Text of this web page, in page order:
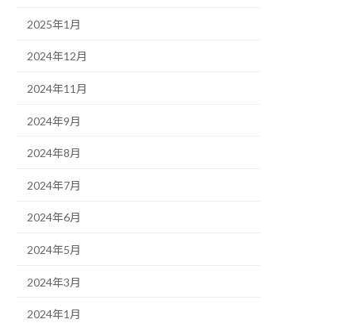
2025年1月
2024年12月
2024年11月
2024年9月
2024年8月
2024年7月
2024年6月
2024年5月
2024年3月
2024年1月